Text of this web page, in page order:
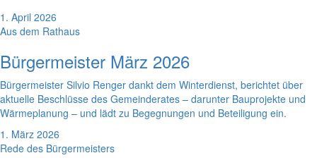
1. April 2026
Aus dem Rathaus
Bürgermeister März 2026
Bürgermeister Silvio Renger dankt dem Winterdienst, berichtet über
aktuelle Beschlüsse des Gemeinderates – darunter Bauprojekte und
Wärmeplanung – und lädt zu Begegnungen und Beteiligung ein.
1. März 2026
Rede des Bürgermeisters